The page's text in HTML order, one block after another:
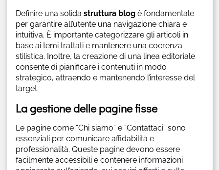
Definire una solida struttura blogè fondamentale
per garantire all’utente una navigazione chiara e
intuitiva. È importante categorizzare gli articoli in
base ai temi trattati e mantenere una coerenza
stilistica. Inoltre, la creazione di una linea editoriale
consente di pianificare i contenuti in modo
strategico, attraendo e mantenendo l’interesse del
target.
La gestione delle pagine fisse
Le pagine come “Chi siamo” e “Contattaci” sono
essenziali per comunicare affidabilità e
professionalità. Queste pagine devono essere
facilmente accessibili e contenere informazioni